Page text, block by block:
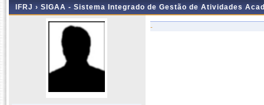
IFRJ › SIGAA - Sistema Integrado de Gestão de Atividades
-